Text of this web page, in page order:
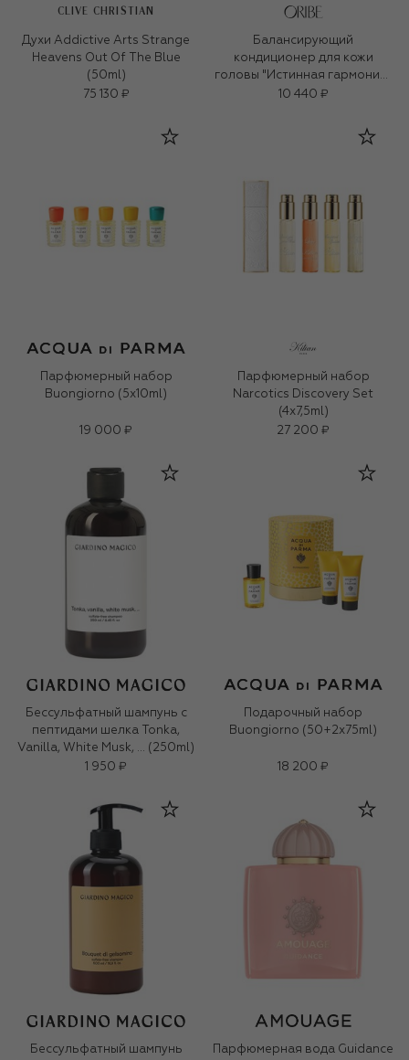
CLIVE CHRISTIAN
Духи Addictive Arts Strange
Heavens Out Of The Blue
(50ml)
75 130 ₽
Балансирующий
кондиционер для кожи
головы "Истинная гармония"
(200ml)
10 440 ₽
Парфюмерный набор
Buongiorno (5x10ml)
19 000 ₽
Парфюмерный набор
Narcotics Discovery Set
(4x7,5ml)
27 200 ₽
Бессульфатный шампунь с
пептидами шелка Tonka,
Vanilla, White Musk, … (250ml)
1 950 ₽
Подарочный набор
Buongiorno (50+2x75ml)
18 200 ₽
Бессульфатный шампунь
Парфюмерная вода Guidance